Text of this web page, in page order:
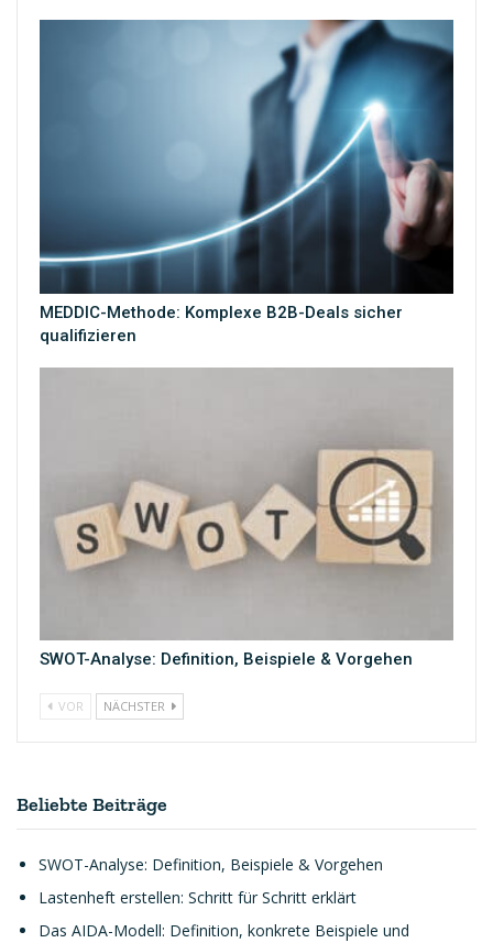
MEDDIC-Methode: Komplexe B2B-Deals sicher
qualifizieren
SWOT-Analyse: Definition, Beispiele & Vorgehen
VOR NÄCHSTER
Beliebte Beiträge
SWOT-Analyse: Definition, Beispiele & Vorgehen
Lastenheft erstellen: Schritt für Schritt erklärt
Das AIDA-Modell: Definition, konkrete Beispiele und